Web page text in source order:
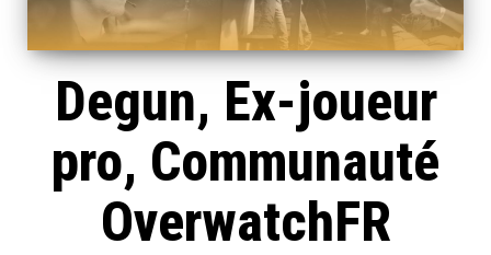
Degun, Ex-joueur
pro, Communauté
OverwatchFR